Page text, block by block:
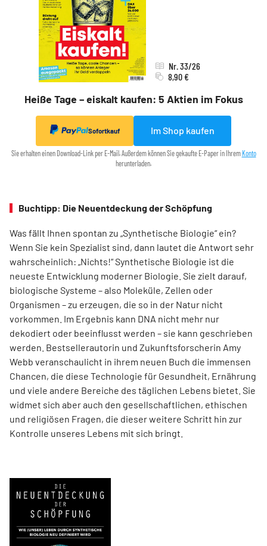
Heiße Tage – eiskalt kaufen: 5 Aktien im Fokus
Nr. 33/26
8,90 €
Sofortkauf Im Shop kaufen
Sie erhalten einen Download-Link per E-Mail. Außerdem können Sie gekaufte E-Paper in IhremKonto
herunterladen.
Buchtipp: Die Neuentdeckung der Schöpfung
Was fällt Ihnen spontan zu „Synthetische Biologie“ ein?
Wenn Sie kein Spezia­list sind, dann lautet die Antwort sehr
wahrscheinlich: „Nichts!“ Synthetische Biologie ist die
neueste Entwicklung moderner Biologie. Sie zielt darauf,
biologische Systeme – also Moleküle, Zellen oder
Organismen – zu erzeugen, die so in der Natur nicht
vorkommen. Im Ergebnis kann DNA nicht mehr nur
dekodiert oder beeinflusst werden – sie kann geschrieben
werden. Best­sellerautorin und Zukunftsforscherin Amy
Webb veranschaulicht in ihrem neuen Buch die immensen
Chancen, die diese Technologie für Gesundheit, Ernährung
und viele andere Bereiche des täglichen Lebens bietet. Sie
widmet sich aber auch den gesellschaftlichen, ethischen
und religiösen Fragen, die dieser weitere Schritt hin zur
Kontrolle unseres Lebens mit sich bringt.